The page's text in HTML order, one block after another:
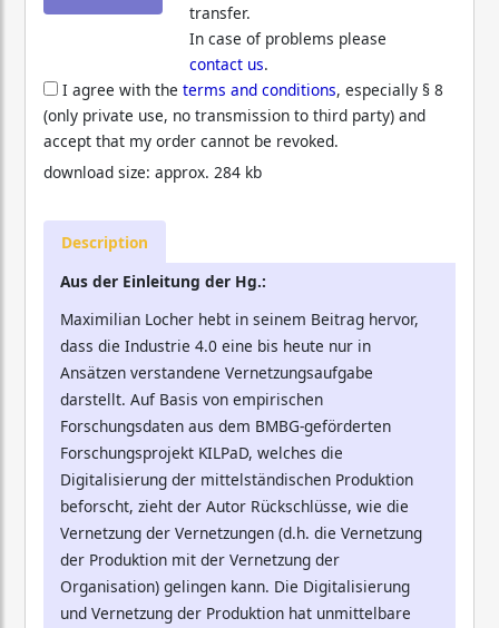
transfer.
In case of problems please
contact us.
I agree with the terms and conditions, especially § 8
(only private use, no transmission to third party) and
accept that my order cannot be revoked.
download size: approx. 284 kb
Description
Aus der Einleitung der Hg.:
Maximilian Locher hebt in seinem Beitrag hervor,
dass die Industrie 4.0 eine bis heute nur in
Ansätzen verstandene Vernetzungsaufgabe
darstellt. Auf Basis von empirischen
Forschungsdaten aus dem BMBG-geförderten
Forschungsprojekt KILPaD, welches die
Digitalisierung der mittelständischen Produktion
beforscht, zieht der Autor Rückschlüsse, wie die
Vernetzung der Vernetzungen (d.h. die Vernetzung
der Produktion mit der Vernetzung der
Organisation) gelingen kann. Die Digitalisierung
und Vernetzung der Produktion hat unmittelbare